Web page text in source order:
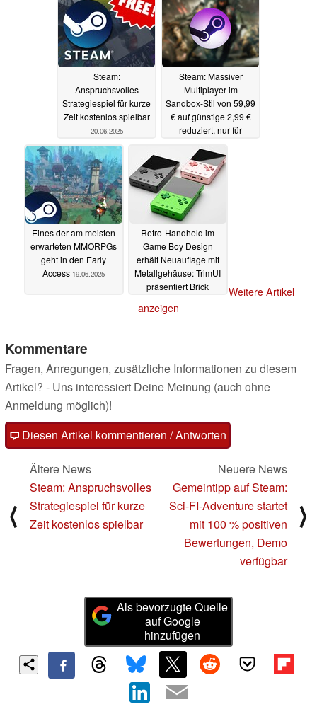
Steam:
Anspruchsvolles
Strategiespiel für kurze
Zeit kostenlos spielbar
20.06.2025
Steam: Massiver
Multiplayer im
Sandbox-Stil von 59,99
€ auf günstige 2,99 €
reduziert, nur für
Eines der am meisten
erwarteten MMORPGs
geht in den Early
Access 19.06.2025
Retro-Handheld im
Game Boy Design
erhält Neuauflage mit
Metallgehäuse: TrimUI
präsentiert Brick
Weitere Artikel
anzeigen
Kommentare
Fragen, Anregungen, zusätzliche Informationen zu diesem
Artikel? - Uns interessiert Deine Meinung (auch ohne
Anmeldung möglich)!
Diesen Artikel kommentieren / Antworten
⟨
Ältere News
Steam: Anspruchsvolles
Strategiespiel für kurze
Zeit kostenlos spielbar
Neuere News
Gemeintipp auf Steam:
Sci-FI-Adventure startet
mit 100 % positiven
Bewertungen, Demo
verfügbar
⟩
Als bevorzugte Quelle
auf Google
hinzufügen